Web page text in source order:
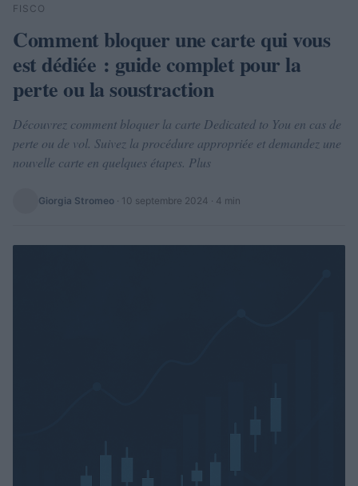
Rechercher
FISCO
Comment bloquer une carte qui vous
est dédiée : guide complet pour la
perte ou la soustraction
Découvrez comment bloquer la carte Dedicated to You en cas de
perte ou de vol. Suivez la procédure appropriée et demandez une
nouvelle carte en quelques étapes. Plus
Giorgia Stromeo · 10 septembre 2024 · 4 min